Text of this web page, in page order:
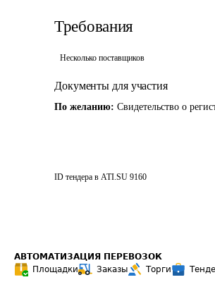
Требования
Несколько поставщиков
Документы для участия
По желанию: Свидетельство о
ID тендера в ATI.SU 9160
АВТОМАТИЗАЦИЯ ПЕРЕВОЗОК
Площадки
Заказы Торги